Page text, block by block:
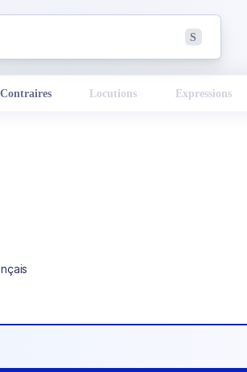
S
Contraires Locutions Expressions